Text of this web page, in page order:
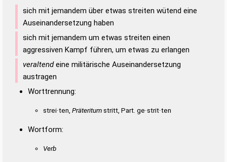
sich mit jemandem über etwas streiten wütend eine
Auseinandersetzung haben
sich mit jemandem um etwas streiten einen
aggressiven Kampf führen, um etwas zu erlangen
veraltendeine militärische Auseinandersetzung
austragen
Worttrennung:
strei·ten, Präteritum stritt, Part. ge·strit·ten
Wortform:
Verb